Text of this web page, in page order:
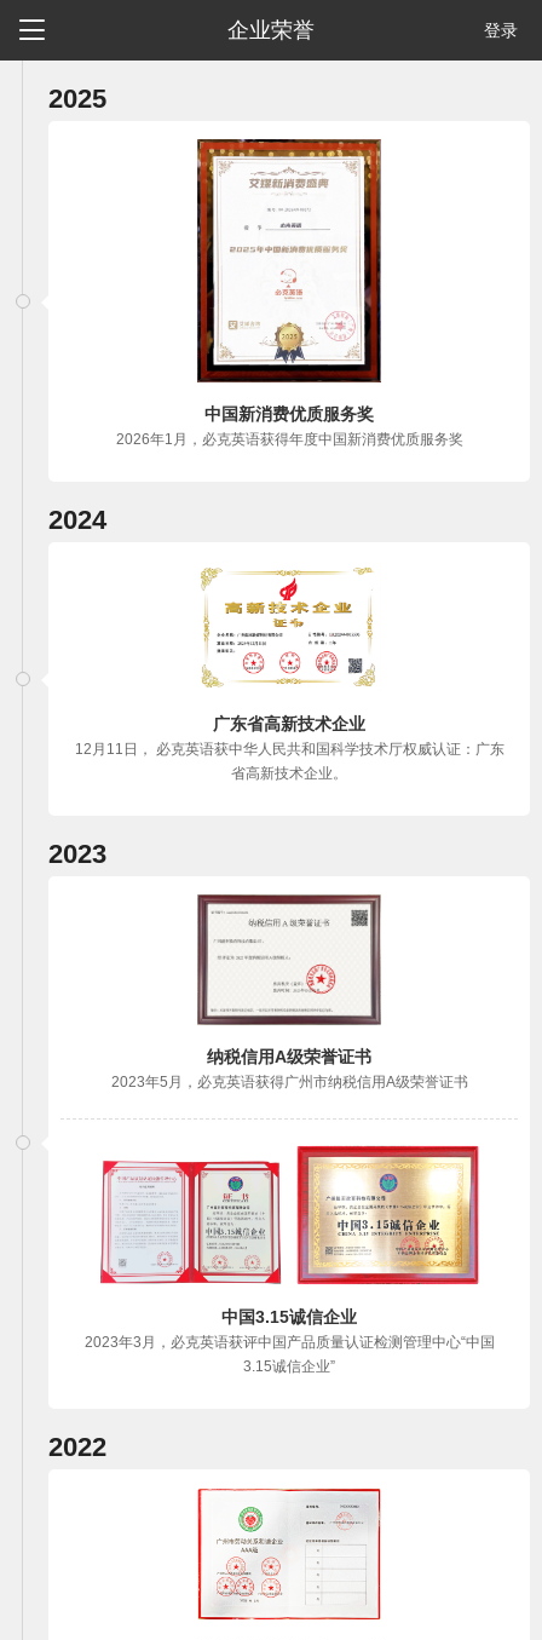
 企业荣誉 登录
2025
中国新消费优质服务奖
2026年1月，必克英语获得年度中国新消费优质服务奖
2024
广东省高新技术企业
12月11日， 必克英语获中华人民共和国科学技术厅权威认证：广东
省高新技术企业。
2023
纳税信用A级荣誉证书
2023年5月，必克英语获得广州市纳税信用A级荣誉证书
中国3.15诚信企业
2023年3月，必克英语获评中国产品质量认证检测管理中心“中国
3.15诚信企业”
2022